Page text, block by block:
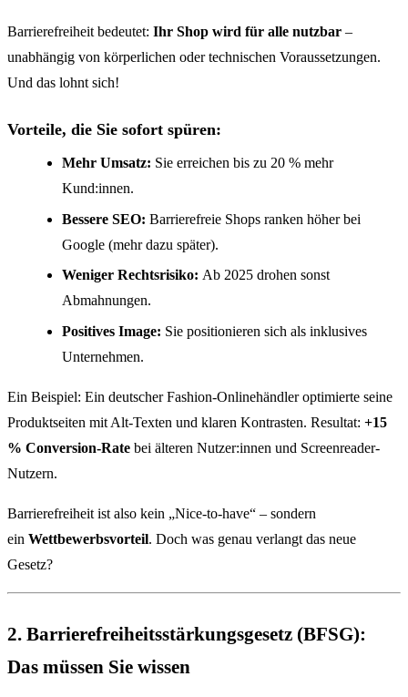
Barrierefreiheit bedeutet: Ihr Shop wird für alle nutzbar –
unabhängig von körperlichen oder technischen Voraussetzungen.
Und das lohnt sich!
Vorteile, die Sie sofort spüren:
Mehr Umsatz: Sie erreichen bis zu 20 % mehr
Kund:innen.
Bessere SEO: Barrierefreie Shops ranken höher bei
Google (mehr dazu später).
Weniger Rechtsrisiko: Ab 2025 drohen sonst
Abmahnungen.
Positives Image: Sie positionieren sich als inklusives
Unternehmen.
Ein Beispiel: Ein deutscher Fashion-Onlinehändler optimierte seine
Produktseiten mit Alt-Texten und klaren Kontrasten. Resultat: +15
% Conversion-Rate bei älteren Nutzer:innen und Screenreader-
Nutzern.
Barrierefreiheit ist also kein „Nice-to-have“ – sondern
ein Wettbewerbsvorteil. Doch was genau verlangt das neue
Gesetz?
2. Barrierefreiheitsstärkungsgesetz (BFSG):
Das müssen Sie wissen